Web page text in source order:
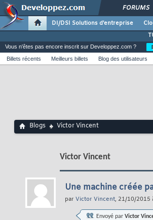
FORUMS
DI/DSI Solutions d'entreprise
Vous n'êtes pas encore inscrit sur Developpez.com ?
Billets récents
Meilleurs billets Blog des utilisateurs
Blogs Victor Vincent
Victor Vincent
Une machine créée
par Victor Vincent, 21/10/2015
Envoyé par Victor